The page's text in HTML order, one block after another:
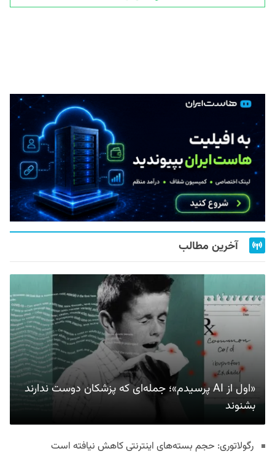
آخرین مطالب
«اول از AI پرسیدم»؛ جمله‌ای که پزشکان دوست ندارند
بشنوند
رگولاتوری: حجم بسته‌های اینترنتی کاهش نیافته است